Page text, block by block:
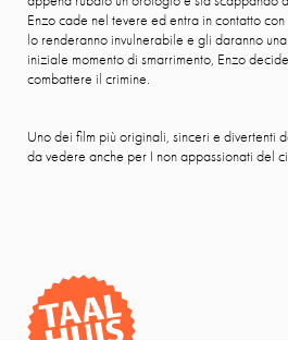
Enzo cade nel tevere ed entra in contatto
lo renderanno invulnerabile e gli daranno
iniziale momento di smarrimento, Enzo
combattere il crimine.
Uno dei film più originali, sinceri e divertenti
da vedere anche per I non appassionati del